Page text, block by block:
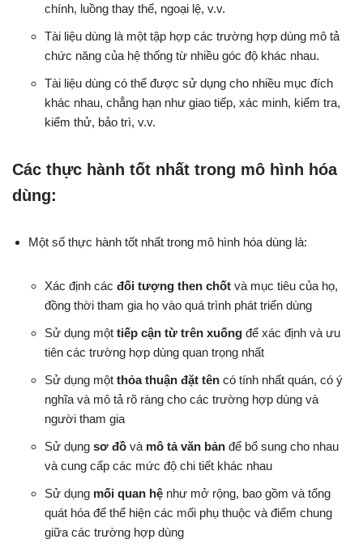
chính, luồng thay thế, ngoại lệ, v.v.
Tài liệu dùng là một tập hợp các trường hợp dùng mô tả
chức năng của hệ thống từ nhiều góc độ khác nhau.
Tài liệu dùng có thể được sử dụng cho nhiều mục đích
khác nhau, chẳng hạn như giao tiếp, xác minh, kiểm tra,
kiểm thử, bảo trì, v.v.
Các thực hành tốt nhất trong mô hình hóa
dùng:
Một số thực hành tốt nhất trong mô hình hóa dùng là:
Xác định các đối tượng then chốt và mục tiêu của họ,
đồng thời tham gia họ vào quá trình phát triển dùng
Sử dụng một tiếp cận từ trên xuống để xác định và ưu
tiên các trường hợp dùng quan trọng nhất
Sử dụng một thỏa thuận đặt tên có tính nhất quán, có ý
nghĩa và mô tả rõ ràng cho các trường hợp dùng và
người tham gia
Sử dụng sơ đồ và mô tả văn bản để bổ sung cho nhau
và cung cấp các mức độ chi tiết khác nhau
Sử dụng mối quan hệ như mở rộng, bao gồm và tổng
quát hóa để thể hiện các mối phụ thuộc và điểm chung
giữa các trường hợp dùng